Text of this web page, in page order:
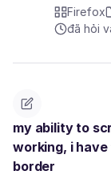
Firefox
đã hỏi
my ability to
working, i
border